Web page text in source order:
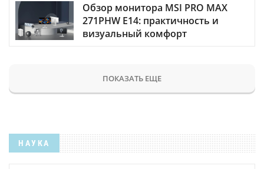
Обзор монитора MSI PRO MAX
271PHW E14: практичность и
визуальный комфорт
ПОКАЗАТЬ ЕЩЕ
НАУКА